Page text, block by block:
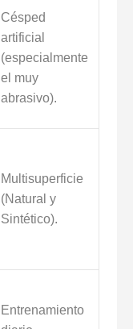
Césped
artificial
(especialmente
el muy
abrasivo).
Multisuperficie
(Natural y
Sintético).
Entrenamiento